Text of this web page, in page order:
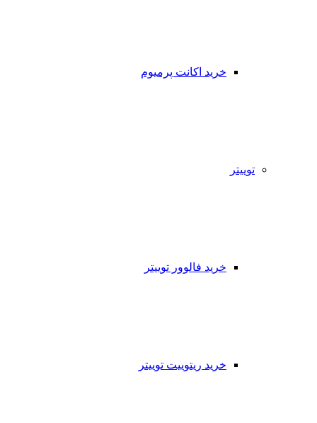
خرید اکانت پرمیوم
توییتر
خرید فالوور توییتر
خرید ریتوییت توییتر